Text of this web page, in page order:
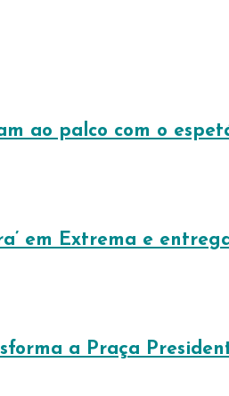
ao palco com o
em Extrema e
a Praça